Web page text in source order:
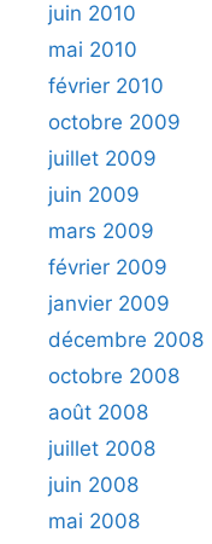
juin 2010
mai 2010
février 2010
octobre 2009
juillet 2009
juin 2009
mars 2009
février 2009
janvier 2009
décembre 2008
octobre 2008
août 2008
juillet 2008
juin 2008
mai 2008